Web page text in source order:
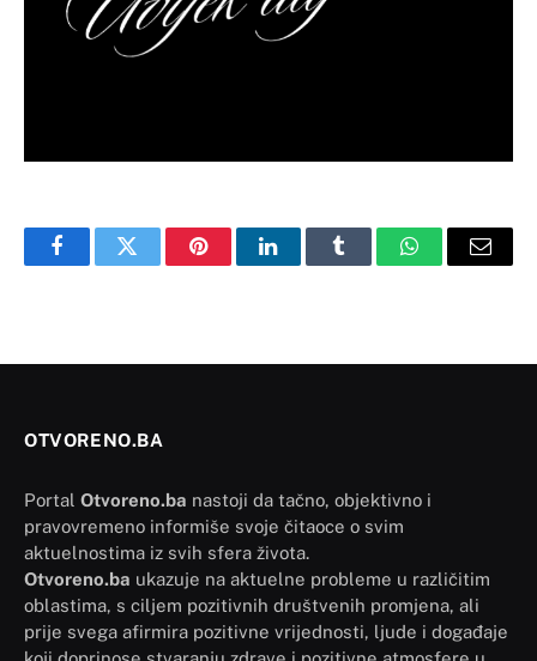
FacebookTwitter PinterestLinkedInTumblr WhatsAppEmail
OTVORENO.BA
Portal Otvoreno.ba nastoji da tačno, objektivno i
pravovremeno informiše svoje čitaoce o svim
aktuelnostima iz svih sfera života.
Otvoreno.ba ukazuje na aktuelne probleme u različitim
oblastima, s ciljem pozitivnih društvenih promjena, ali
prije svega afirmira pozitivne vrijednosti, ljude i događaje